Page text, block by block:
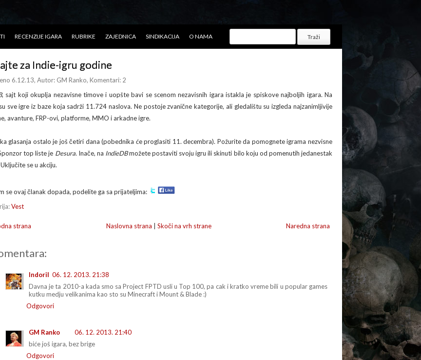
RECENZIJE IGARA RUBRIKE ZAJEDNICA SINDIKACIJA O NAMA
za Indie-igru godine
6.12.13, Autor: GM Ranko, Komentari: 2
, sajt koji okuplja nezavisne timove i uopšte bavi se scenom nezavisnih igara istakla je spiskove najboljih igara. Na
sve igre iz baze koja sadrži 11.724 naslova. Ne postoje zvanične kategorije, ali gledalištu su izgleda najzanimljivije
avanture, FRP-ovi, platforme, MMO i arkadne igre.
glasanja ostalo je još četiri dana (pobednika će proglasiti 11. decembra). Požurite da pomognete igrama nezvisne
top liste je Desura. Inače, na IndieDBmožete postaviti svoju igru ili skinuti bilo koju od pomenutih jedanestak
se u akciju.
se ovaj članak dopada, podelite ga sa prijateljima:
Vest
Naredna strana
strana Naslovna strana Skoči na vrh strane
Indoril 06. 12. 2013. 21:38
Davna je ta 2010-a kada smo sa Project FPTD usli u Top 100, pa cak i kratko vreme bili u popular games
kutku medju velikanima kao sto su Minecraft i Mount & Blade :)
Odgovori
GM Ranko
06. 12. 2013. 21:40
biće još igara, bez brige
Odgovori